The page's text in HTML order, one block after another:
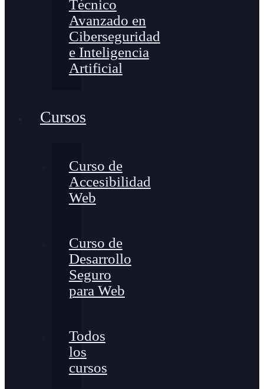
Técnico
Avanzado en
Ciberseguridad
e Inteligencia
Artificial
Cursos
Curso de
Accesibilidad
Web
Curso de
Desarrollo
Seguro
para Web
Todos
los
cursos